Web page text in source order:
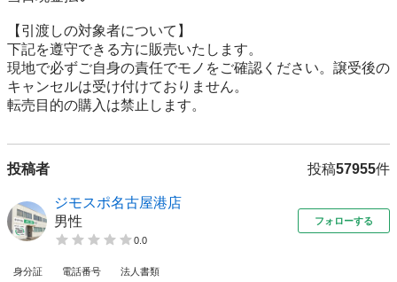
【引渡しの対象者について】
下記を遵守できる⽅に販売いたします。
現地で必ずご⾃⾝の責任でモノをご確認ください。譲受後の
キャンセルは受け付けておりません。
転売⽬的の購⼊は禁⽌します。
投稿者 投稿57955件
ジモスポ名古屋港店
男性
0.0
フォローする
身分証 電話番号 法人書類